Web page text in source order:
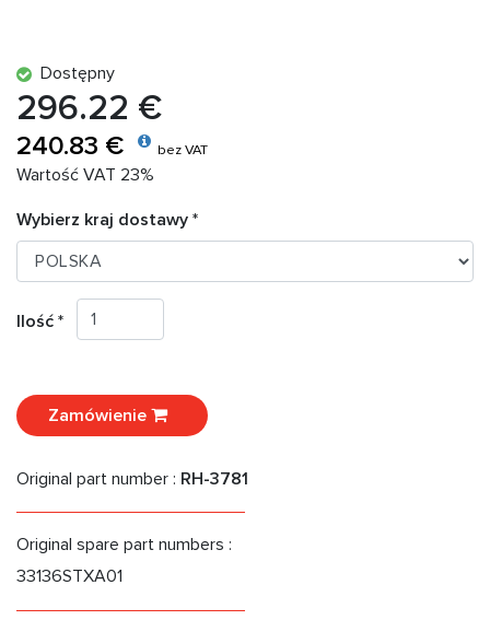
Dostępny
296.22 €
240.83 € bez VAT
Wartość VAT 23%
Wybierz kraj dostawy *
Ilość *
Zamówienie
Original part number : RH-3781
Original spare part numbers :
33136STXA01